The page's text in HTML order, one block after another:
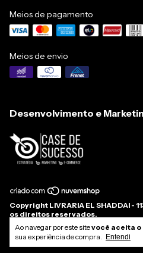
Ao navegar por este sitevocê aceita o
sua experiência de compra.
Entendi
Meios de pagamento
Meios de envio
Desenvolvimento e
Copyright LIVRARIA EL SHADDAI -
os direitos reservados.